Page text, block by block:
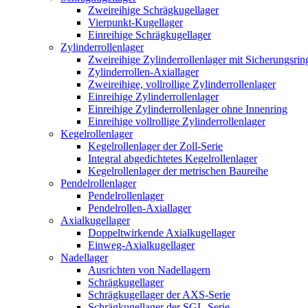
Zweireihige Schrägkugellager
Vierpunkt-Kugellager
Einreihige Schrägkugellager
Zylinderrollenlager
Zweireihige Zylinderrollenlager mit
Zylinderrollen-Axiallager
Zweireihige, vollrollige Zylinderrollenlager
Einreihige Zylinderrollenlager
Einreihige Zylinderrollenlager ohne Innenring
Einreihige vollrollige Zylinderrollenlager
Kegelrollenlager
Kegelrollenlager der Zoll-Serie
Integral abgedichtetes Kegelrollenlager
Kegelrollenlager der metrischen Baureihe
Pendelrollenlager
Pendelrollenlager
Pendelrollen-Axiallager
Axialkugellager
Doppeltwirkende Axialkugellager
Einweg-Axialkugellager
Nadellager
Ausrichten von Nadellagern
Schrägkugellager
Schrägkugellager der AXS-Serie